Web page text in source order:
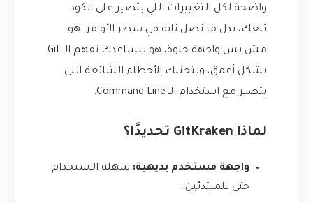
واضحة لكل التغييرات اللي بتصير على الكود
تبعك، بدل ما تضل تايه في سطر الأوامر. هو
مش بس واجهة حلوة، هو بيساعدك تفهم الـ Git
بشكل أعمق، وبتجنبك الأخطاء الشائعة اللي
بتصير مع استخدام الـ Command Line.
لماذا GitKraken تحديدًا؟
واجهة مستخدم بديهية: سهلة الاستخدام
حتى للمبتدئين.